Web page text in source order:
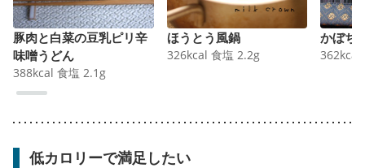
豚肉と白菜の豆乳ピリ辛
味噌うどん
388kcal 食塩 2.1 g
ほうとう風鍋
326kcal 食塩 2.2g
かぼち
362kcal
低カロリーで満足したい